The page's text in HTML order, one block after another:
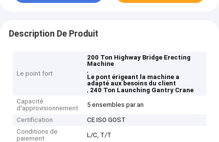
Description De Produit
Le point fort
200 Ton Highway Bridge Erecting
Machine
,
Le pont érigeant la machine a
adapté aux besoins du client
, 240 Ton Launching Gantry Crane
Capacité
d'approvisionnement
5 ensembles par an
Certification
CE ISO GOST
Conditions de
paiement
L/C, T/T